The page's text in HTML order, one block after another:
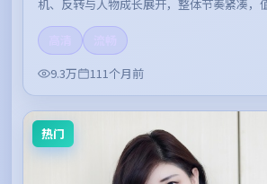
机、反转与人物成长展开，整体节奏紧凑，
9.3万
111个月前
热门